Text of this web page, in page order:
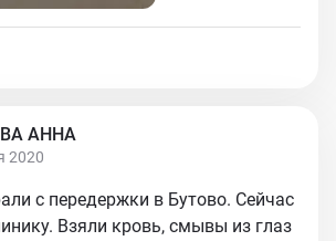
АННА
2020
с передержки в Бутово. Сейчас
Взяли кровь, смывы из глаз